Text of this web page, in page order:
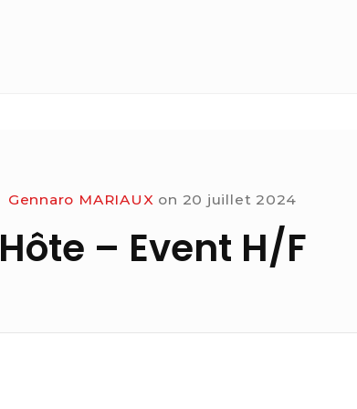
Gennaro MARIAUX on 20 juillet 2024
Hôte – Event H/F